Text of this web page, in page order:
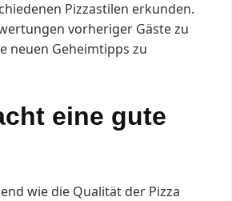
Pizzastilen erkunden.
vorheriger Gäste zu
neuen Geheimtipps zu
eine gute
wie die Qualität der Pizza